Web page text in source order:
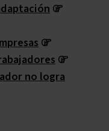
no logra